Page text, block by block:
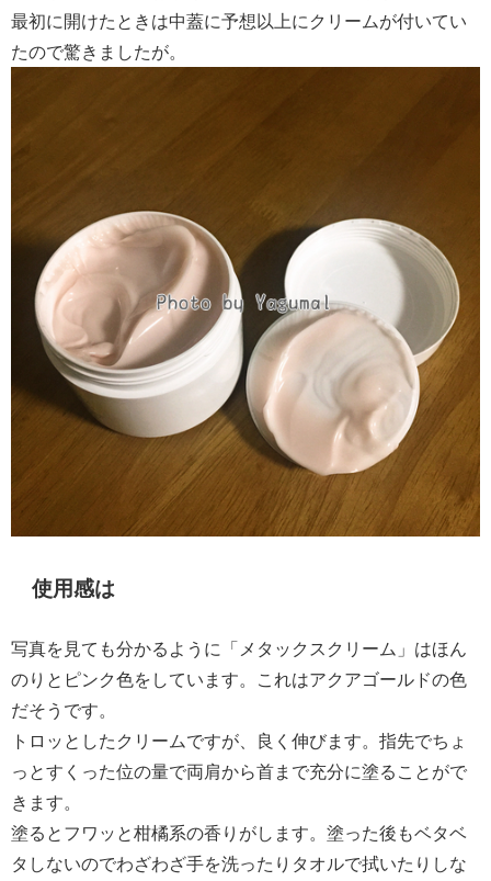
最初に開けたときは中蓋に予想以上にクリームが付いてい
たので驚きましたが。
使用感は
写真を見ても分かるように「メタックスクリーム」はほん
のりとピンク色をしています。これはアクアゴールドの色
だそうです。
トロッとしたクリームですが、良く伸びます。指先でちょ
っとすくった位の量で両肩から首まで充分に塗ることがで
きます。
塗るとフワッと柑橘系の香りがします。塗った後もベタベ
タしないのでわざわざ手を洗ったりタオルで拭いたりしな